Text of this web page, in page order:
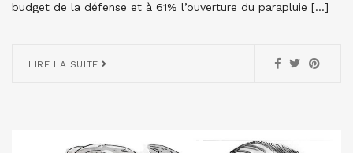
budget de la défense et à 61% l’ouverture du parapluie […]
LIRE LA SUITE